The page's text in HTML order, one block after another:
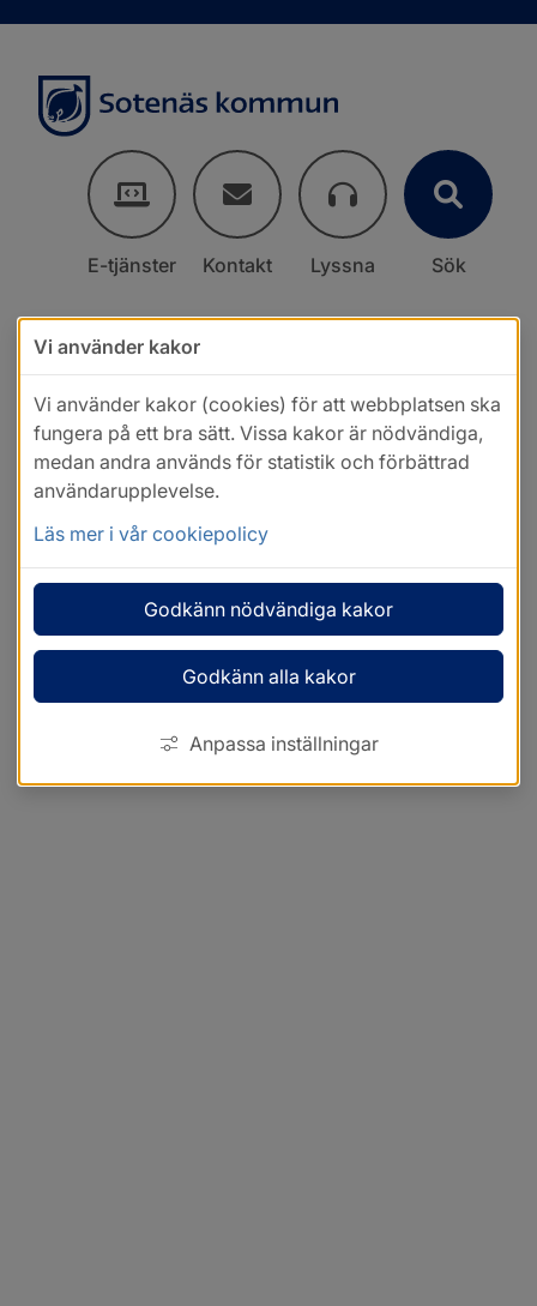
E-tjänster Kontakt Lyssna Sök
Vi använder kakor
Vi använder kakor (cookies) för att webbplatsen ska
fungera på ett bra sätt. Vissa kakor är nödvändiga,
medan andra används för statistik och förbättrad
användarupplevelse.
Läs mer i vår cookiepolicy
Godkänn nödvändiga kakor
Godkänn alla kakor
Anpassa inställningar